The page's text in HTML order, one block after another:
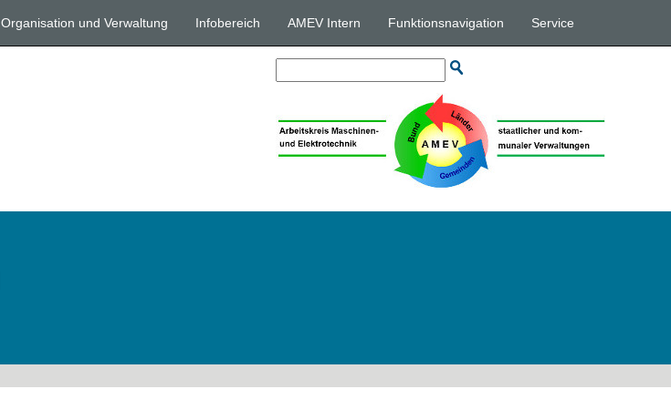
Organisation und Verwaltung Infobereich AMEV Intern Funktionsnavigation Service